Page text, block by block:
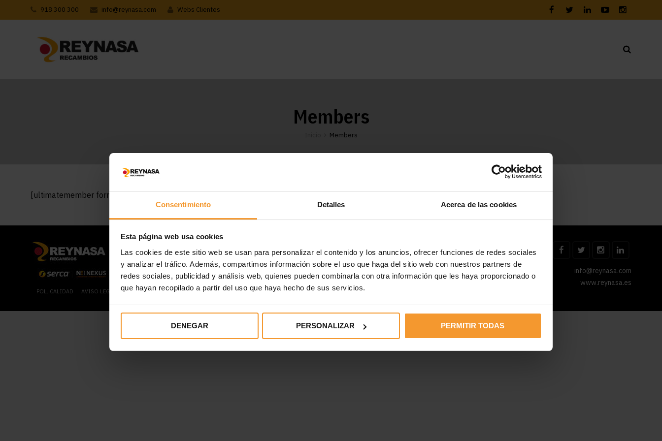
Consentimiento Detalles Acerca de las cookies
Esta página web usa cookies
Las cookies de este sitio web se usan para personalizar el contenido y los anuncios, ofrecer funciones de redes sociales
y analizar el tráfico. Además, compartimos información sobre el uso que haga del sitio web con nuestros partners de
redes sociales, publicidad y análisis web, quienes pueden combinarla con otra información que les haya proporcionado o
que hayan recopilado a partir del uso que haya hecho de sus servicios.
DENEGAR PERSONALIZAR PERMITIR TODAS
918 300 300 info@reynasa.com Webs Clientes
Members
Members
[ultimatemember form_id=8626]
POL. CALIDAD AVISO LEGAL POL. DE COOKIES POL. PRIVACIDAD SITEMAP CANAL ÉTICO
Alcalá de Henares, Madrid
T+ 918 300 300
F+ 918 823 485
info@reynasa.com
www.reynasa.es